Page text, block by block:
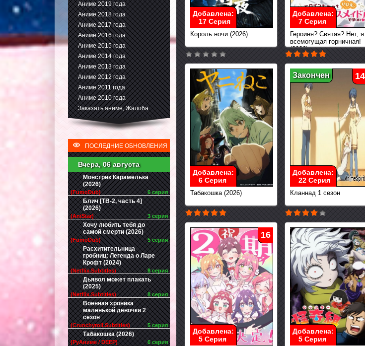
Аниме 2019 года
Аниме 2018 года
Аниме 2017 года
Аниме 2016 года
Аниме 2015 года
Аниме 2014 года
Аниме 2013 года
Аниме 2012 года
Аниме 2011 года
Аниме 2010 года
Заказать аниме, Жалоба
ПОСЛЕДНИЕ ОБНОВЛЕНИЯ
Вчера, 06 августа
Монстрик Карамелька
(2026)
(FumoDub) 6 серия
Блич [ТВ-2, часть 4]
(2026)
(AniStar) 3 серия
Хочу любить тебя до
самой смерти (2026)
(FumoDub) 5 серия
Расхитительница
гробниц: Легенда о Ларе
Крофт (2024)
(Netflix.Subtitles) 8 серия
Дьявол может плакать
(2025)
(Netflix.Subtitles) 8 серия
Военная хроника
маленькой девочки 2
сезон
(Crunchyroll.Subtitles) 5 серия
Табакошка (2026)
(РуАниме / DEEP) 6 серия
Король ночи (2026)
Добавлена:
17 Серия
Героиня? Святая? Нет, я
всемогущая горничная!
(2026)
Добавлена:
7 Серия
Табакошка (2026)
Добавлена:
6 Серия
Кланнад 1 сезон
Закончен
Добавлена:
22 Серия
16
Добавлена:
5 Серия
Добавлена:
5 Серия